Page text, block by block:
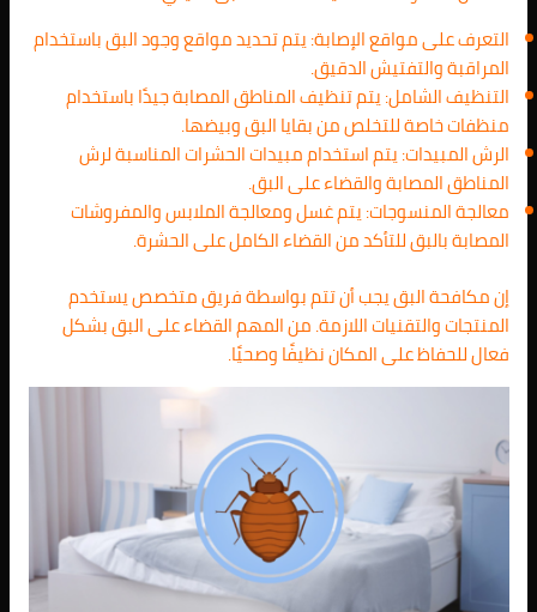
التعرف على مواقع الإصابة: يتم تحديد مواقع وجود البق باستخدام
المراقبة والتفتيش الدقيق.
التنظيف الشامل: يتم تنظيف المناطق المصابة جيدًا باستخدام
منظفات خاصة للتخلص من بقايا البق وبيضها.
الرش المبيدات: يتم استخدام مبيدات الحشرات المناسبة لرش
المناطق المصابة والقضاء على البق.
معالجة المنسوجات: يتم غسل ومعالجة الملابس والمفروشات
المصابة بالبق للتأكد من القضاء الكامل على الحشرة.
إن مكافحة البق يجب أن تتم بواسطة فريق متخصص يستخدم
المنتجات والتقنيات اللازمة. من المهم القضاء على البق بشكل
فعال للحفاظ على المكان نظيفًا وصحيًا.